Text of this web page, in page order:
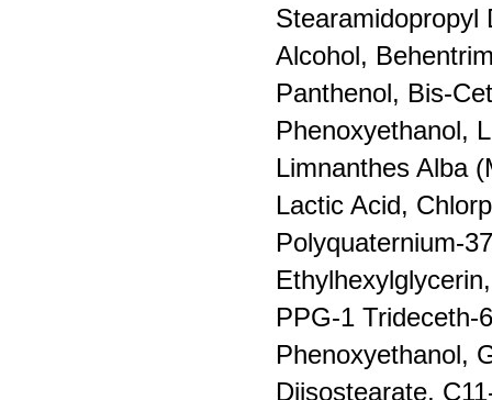
Stearamidopropyl
Alcohol,
Panthenol, Bis-
Phenoxyethanol,
Limnanthes Alba
Lactic Acid,
PPG-1 Trideceth-
Phenoxyethanol,
Diisostearate,